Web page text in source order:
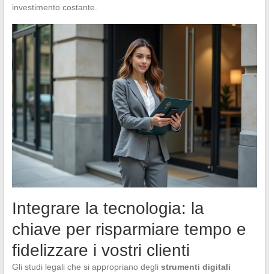
investimento costante.
Integrare la tecnologia: la
chiave per risparmiare tempo e
fidelizzare i vostri clienti
Gli studi legali che si appropriano degli strumenti digitali